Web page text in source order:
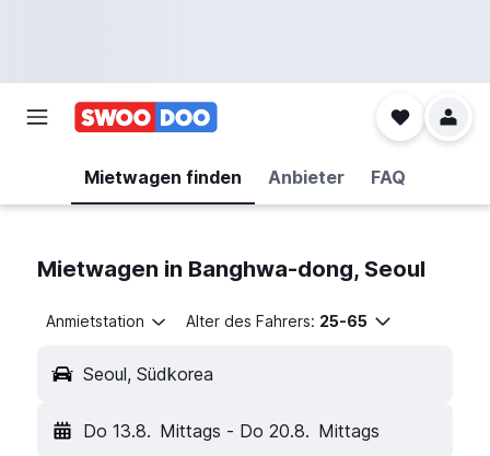
Mietwagen finden Anbieter FAQ
Mietwagen in Banghwa-dong, Seoul
Anmietstation Alter des Fahrers: 25-65
Seoul, Südkorea
Do 13.8. Mittags - Do 20.8. Mittags